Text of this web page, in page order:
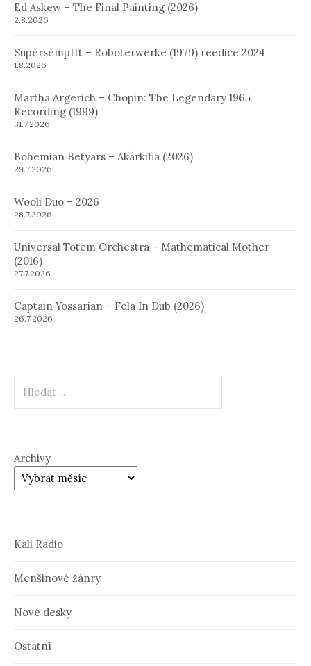
Ed Askew – The Final Painting (2026)
2.8.2026
Supersempfft – Roboterwerke (1979) reedice 2024
1.8.2026
Martha Argerich – Chopin: The Legendary 1965
Recording (1999)
31.7.2026
Bohemian Betyars – Akárkifia (2026)
29.7.2026
Wooli Duo – 2026
28.7.2026
Universal Totem Orchestra – Mathematical Mother
(2016)
27.7.2026
Captain Yossarian – Fela In Dub (2026)
26.7.2026
Archivy
Kali Radio
Menšinové žánry
Nové desky
Ostatní